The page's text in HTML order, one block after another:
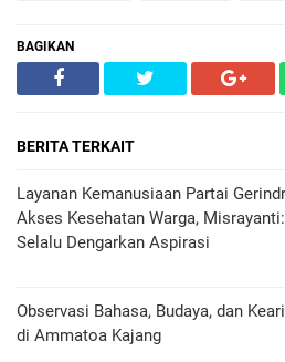
BAGIKAN
BERITA TERKAIT
Layanan Kemanusiaan Partai
Akses Kesehatan Warga,
Selalu Dengarkan Aspirasi
Observasi Bahasa, Budaya, dan
di Ammatoa Kajang